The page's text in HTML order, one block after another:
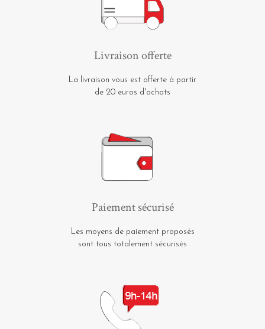
Livraison offerte
La livraison vous est offerte à partir
de 20 euros d'achats
Paiement sécurisé
Les moyens de paiement proposés
sont tous totalement sécurisés